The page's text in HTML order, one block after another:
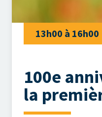
13h00 à 16h00
100e
la